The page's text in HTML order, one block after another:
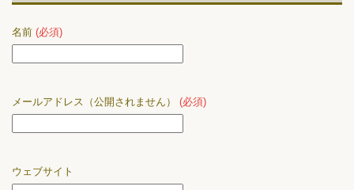
名前 (必須)
メールアドレス（公開されません） (必須)
ウェブサイト